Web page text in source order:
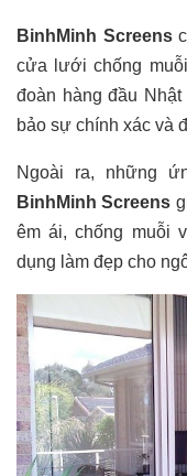
BinhMinh Screens
cửa lưới chống
đoàn hàng đầu
bảo sự chính xác và
Ngoài ra, những
BinhMinh Screens
êm ái, chống muỗi
dụng làm đẹp cho